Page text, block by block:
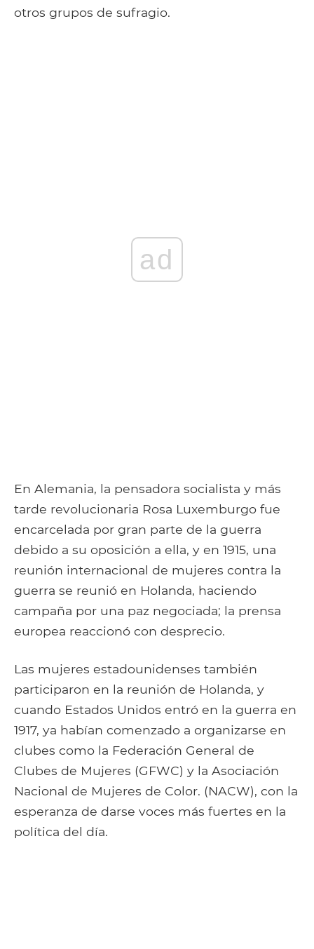
otros grupos de sufragio.
ad
En Alemania, la pensadora socialista y más
tarde revolucionaria Rosa Luxemburgo fue
encarcelada por gran parte de la guerra
debido a su oposición a ella, y en 1915, una
reunión internacional de mujeres contra la
guerra se reunió en Holanda, haciendo
campaña por una paz negociada; la prensa
europea reaccionó con desprecio.
Las mujeres estadounidenses también
participaron en la reunión de Holanda, y
cuando Estados Unidos entró en la guerra en
1917, ya habían comenzado a organizarse en
clubes como la Federación General de
Clubes de Mujeres (GFWC) y la Asociación
Nacional de Mujeres de Color. (NACW), con la
esperanza de darse voces más fuertes en la
política del día.